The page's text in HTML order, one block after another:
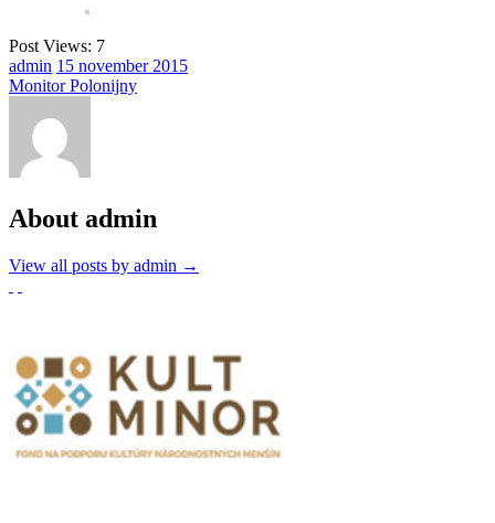
Post Views: 7
admin 15 november 2015
Monitor Polonijny
About admin
View all posts by admin →